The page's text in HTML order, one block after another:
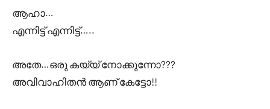
ആഹാ…
എന്നിട്ട് എന്നിട്ട്…..
അതേ…ഒരു കയ്യ് നോക്കുന്നോ???
അവിവാഹിതൻ ആണ് കേട്ടോ!!